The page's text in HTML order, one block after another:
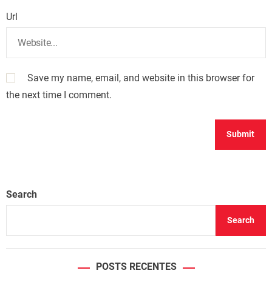
Url
Save my name, email, and website in this browser for
the next time I comment.
Search
Search
POSTS RECENTES